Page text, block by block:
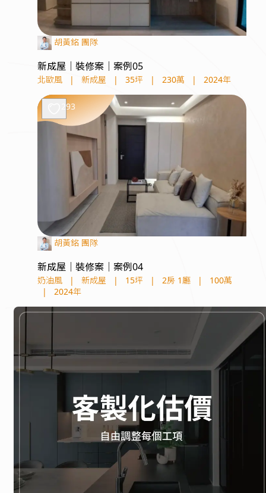
胡黃銘 團隊
新成屋｜裝修案｜案例05
北歐風 | 新成屋 | 35坪 | 230萬 | 2024年
293
胡黃銘 團隊
新成屋｜裝修案｜案例04
奶油風 | 新成屋 | 15坪 | 2房 1廳 |
100萬
|
2024年